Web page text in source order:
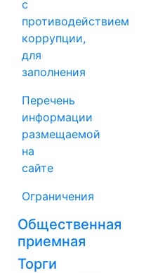
с
противодействием
коррупции,
для
заполнения
Перечень
информации
размещаемой
на
сайте
Ограничения
Общественная
приемная
Торги